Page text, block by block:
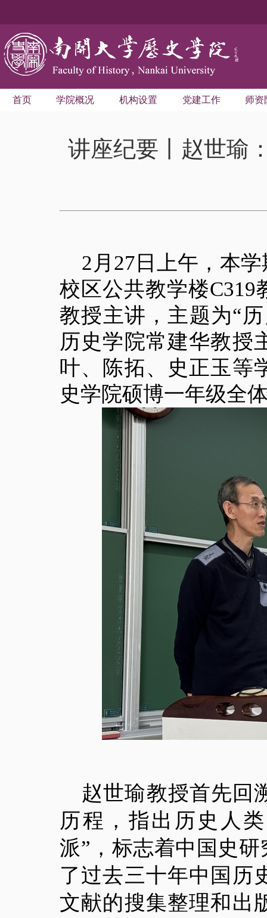
首页 学院概况 机构设置 党建工作 师资
讲座纪要丨赵世瑜
2月27日上午，本
校区公共教学楼
教授主讲，主题为“
历史学院常建华教授
叶、陈拓、史正玉等
史学院硕博一年级全
赵世瑜教授首先回
历程，指出历史人
派”，标志着中国史
了过去三十年中国历
文献的搜集整理和出